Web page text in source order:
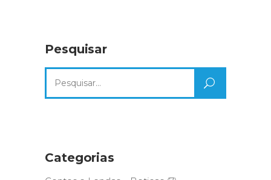
Pesquisar
for:
Categorias